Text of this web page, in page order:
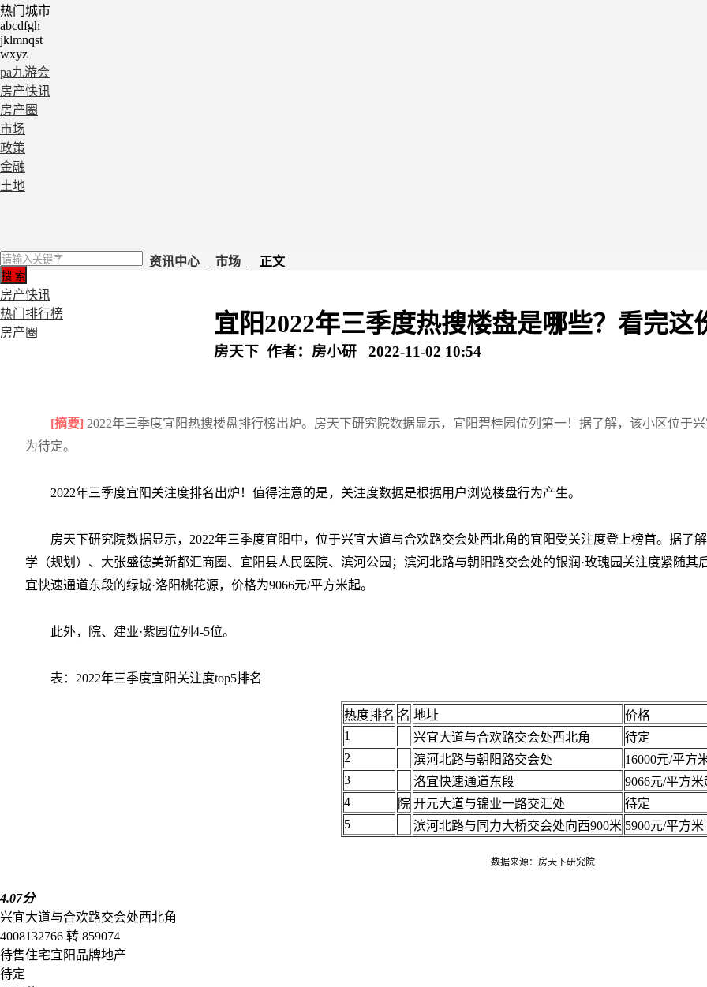
热门城市
abcdfgh
jklmnqst
wxyz
pa九游会
房产快讯
房产圈
市场
政策
金融
土地
房产快讯
热门排行榜
房产圈
资讯中心 市场 正文
宜阳2022年三季度热搜楼盘是哪些？看完
房天下 作者：房小研 2022-11-02 10:54
[摘要] 2022年三季度宜阳热搜楼盘排行榜出炉。房天下研究院数据显示，宜阳碧桂园位列第一！据了解，该小区位于
为待定。
2022年三季度宜阳关注度排名出炉！值得注意的是，关注度数据是根据用户浏览楼盘行为产生。
房天下研究院数据显示，2022年三季度宜阳中，位于兴宜大道与合欢路交会处西北角的宜阳受关注度登上榜首。据了
学（规划）、大张盛德美新都汇商圈、宜阳县人民医院、滨河公园；滨河北路与朝阳路交会处的银润·玫瑰园关注度紧随
宜快速通道东段的绿城·洛阳桃花源，价格为9066元/平方米起。
此外，院、建业·紫园位列4-5位。
表：2022年三季度宜阳关注度top5排名
热度排名 名 地址
价格
1
兴宜大道与合欢路交会处西北角
待定
2
滨河北路与朝阳路交会处
16000元/平方
3
洛宜快速通道东段
9066元/平方米
4
院 开元大道与锦业一路交汇处
待定
5
滨河北路与同力大桥交会处向西900米 5900元/平方米
数据来源：房天下研究院
4.07分
兴宜大道与合欢路交会处西北角
4008132766 转 859074
待售住宅宜阳品牌地产
待定